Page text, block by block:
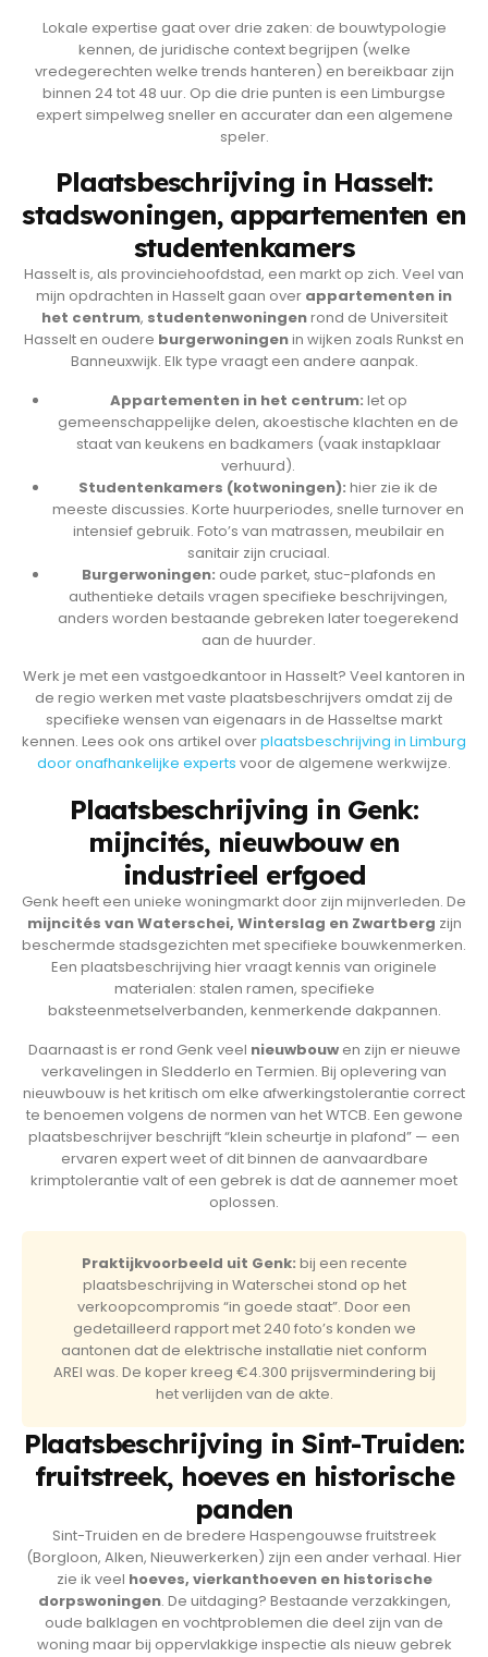
Lokale expertise gaat over drie zaken: de bouwtypologie
kennen, de juridische context begrijpen (welke
vredegerechten welke trends hanteren) en bereikbaar zijn
binnen 24 tot 48 uur. Op die drie punten is een Limburgse
expert simpelweg sneller en accurater dan een algemene
speler.
Plaatsbeschrijving in Hasselt:
stadswoningen, appartementen en
studentenkamers
Hasselt is, als provinciehoofdstad, een markt op zich. Veel van
mijn opdrachten in Hasselt gaan over appartementen in
het centrum, studentenwoningenrond de Universiteit
Hasselt en oudere burgerwoningenin wijken zoals Runkst en
Banneuxwijk. Elk type vraagt een andere aanpak.
Appartementen in het centrum: let op
gemeenschappelijke delen, akoestische klachten en de
staat van keukens en badkamers (vaak instapklaar
verhuurd).
Studentenkamers (kotwoningen): hier zie ik de
meeste discussies. Korte huurperiodes, snelle turnover en
intensief gebruik. Foto’s van matrassen, meubilair en
sanitair zijn cruciaal.
Burgerwoningen: oude parket, stuc-plafonds en
authentieke details vragen specifieke beschrijvingen,
anders worden bestaande gebreken later toegerekend
aan de huurder.
Werk je met een vastgoedkantoor in Hasselt? Veel kantoren in
de regio werken met vaste plaatsbeschrijvers omdat zij de
specifieke wensen van eigenaars in de Hasseltse markt
kennen. Lees ook ons artikel overplaatsbeschrijving in Limburg
door onafhankelijke experts voor de algemene werkwijze.
Plaatsbeschrijving in Genk:
mijncités, nieuwbouw en
industrieel erfgoed
Genk heeft een unieke woningmarkt door zijn mijnverleden. De
mijncités van Waterschei, Winterslag en Zwartberg zijn
beschermde stadsgezichten met specifieke bouwkenmerken.
Een plaatsbeschrijving hier vraagt kennis van originele
materialen: stalen ramen, specifieke
baksteenmetselverbanden, kenmerkende dakpannen.
Daarnaast is er rond Genk veel nieuwbouwen zijn er nieuwe
verkavelingen in Sledderlo en Termien. Bij oplevering van
nieuwbouw is het kritisch om elke afwerkingstolerantie correct
te benoemen volgens de normen van het WTCB. Een gewone
plaatsbeschrijver beschrijft “klein scheurtje in plafond” — een
ervaren expert weet of dit binnen de aanvaardbare
krimptolerantie valt of een gebrek is dat de aannemer moet
oplossen.
Praktijkvoorbeeld uit Genk: bij een recente
plaatsbeschrijving in Waterschei stond op het
verkoopcompromis “in goede staat”. Door een
gedetailleerd rapport met 240 foto’s konden we
aantonen dat de elektrische installatie niet conform
AREI was. De koper kreeg €4.300 prijsvermindering bij
het verlijden van de akte.
Plaatsbeschrijving in Sint-Truiden:
fruitstreek, hoeves en historische
panden
Sint-Truiden en de bredere Haspengouwse fruitstreek
(Borgloon, Alken, Nieuwerkerken) zijn een ander verhaal. Hier
zie ik veel hoeves, vierkanthoeven en historische
dorpswoningen. De uitdaging? Bestaande verzakkingen,
oude balklagen en vochtproblemen die deel zijn van de
woning maar bij oppervlakkige inspectie als nieuw gebrek